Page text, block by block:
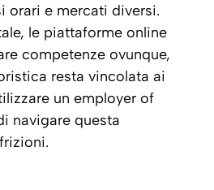
orari e mercati diversi.
le piattaforme online
competenze ovunque,
resta vincolata ai
un employer of
navigare questa